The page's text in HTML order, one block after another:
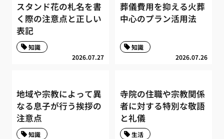
スタンド花の札名を書
く際の注意点と正しい
表記
2026.07.27
知識
葬儀費用を抑える火葬
中心のプラン活用法
2026.07.26
知識
地域や宗教によって異
なる息子が行う挨拶の
注意点
知識
寺院の住職や宗教関係
者に対する特別な敬語
と礼儀
生活